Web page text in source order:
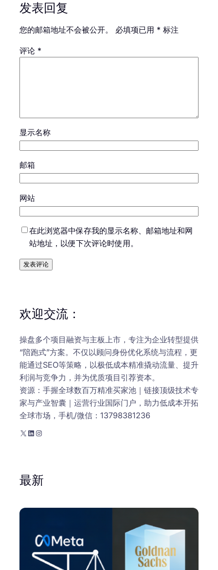
发表回复
您的邮箱地址不会被公开。 必填项已用 * 标注
评论 *
显示名称
邮箱
网站
在此浏览器中保存我的显示名称、邮箱地址和网
站地址，以便下次评论时使用。
欢迎交流：
操盘多个项目融资与主板上市，专注为企业转型提供
“陪跑式”方案。不仅以顾问身份优化系统与流程，更
能通过SEO等策略，以极低成本精准撬动流量、提升
利润与竞争力，并为优质项目引荐资本。
资源：手握全球数百万精准买家池｜链接顶级技术专
家与产业智囊｜运营行业国际门户，助力低成本开拓
全球市场，手机/微信：13798381236
X LinkedIn Instagram
最新